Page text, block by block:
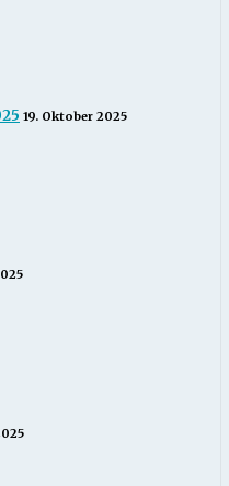
19. Oktober 2025